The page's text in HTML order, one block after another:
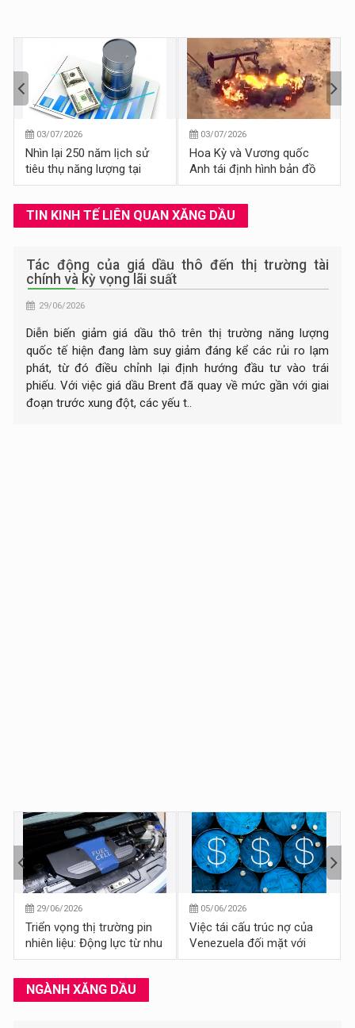
03/07/2026
Nhìn lại 250 năm lịch sử
tiêu thụ năng lượng tại
Hoa Kỳ
03/07/2026
Hoa Kỳ và Vương quốc
Anh tái định hình bản đồ
năng lượng Syria
TIN KINH TẾ LIÊN QUAN XĂNG DẦU
Tác động của giá dầu thô đến thị trường tài
chính và kỳ vọng lãi suất
29/06/2026
Diễn biến giảm giá dầu thô trên thị trường năng lượng
quốc tế hiện đang làm suy giảm đáng kể các rủi ro lạm
phát, từ đó điều chỉnh lại định hướng đầu tư vào trái
phiếu. Với việc giá dầu Brent đã quay về mức gần với giai
đoạn trước xung đột, các yếu t..
29/06/2026
Triển vọng thị trường pin
nhiên liệu: Động lực từ nhu
cầu cấp điện cho trung
tâm dữ liệu AI
05/06/2026
Việc tái cấu trúc nợ của
Venezuela đối mặt với
tranh cãi mới
NGÀNH XĂNG DẦU